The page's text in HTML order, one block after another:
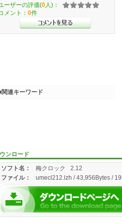
ンロード
ソフト名：
梅クロック 2.12
ファイル： umecl212.lzh / 43,956Bytes /
ーザーの評価(0 人)：
メント： 0件
関連キーワード